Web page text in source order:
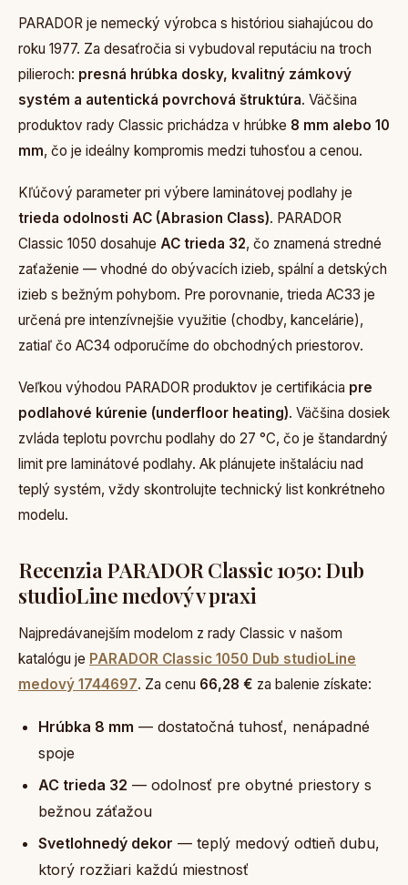
PARADOR je nemecký výrobca s históriou siahajúcou do
roku 1977. Za desaťročia si vybudoval reputáciu na troch
pilieroch: presná hrúbka dosky, kvalitný zámkový
systém a autentická povrchová štruktúra. Väčšina
produktov rady Classic prichádza v hrúbke 8 mm alebo 10
mm, čo je ideálny kompromis medzi tuhosťou a cenou.
Kľúčový parameter pri výbere laminátovej podlahy je
trieda odolnosti AC (Abrasion Class). PARADOR
Classic 1050 dosahuje AC trieda 32, čo znamená stredné
zaťaženie — vhodné do obývacích izieb, spální a detských
izieb s bežným pohybom. Pre porovnanie, trieda AC33 je
určená pre intenzívnejšie využitie (chodby, kancelárie),
zatiaľ čo AC34 odporučíme do obchodných priestorov.
Veľkou výhodou PARADOR produktov je certifikácia pre
podlahové kúrenie (underfloor heating). Väčšina dosiek
zvláda teplotu povrchu podlahy do 27 °C, čo je štandardný
limit pre laminátové podlahy. Ak plánujete inštaláciu nad
teplý systém, vždy skontrolujte technický list konkrétneho
modelu.
Recenzia PARADOR Classic 1050: Dub
studioLine medový v praxi
Najpredávanejším modelom z rady Classic v našom
katalógu je PARADOR Classic 1050 Dub studioLine
medový 1744697. Za cenu 66,28 € za balenie získate:
Hrúbka 8 mm — dostatočná tuhosť, nenápadné
spoje
AC trieda 32 — odolnosť pre obytné priestory s
bežnou záťažou
Svetlohnedý dekor — teplý medový odtieň dubu,
ktorý rozžiari každú miestnosť